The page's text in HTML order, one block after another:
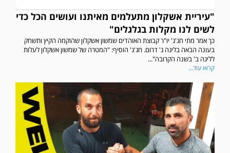
"עיריית אשקלון מתעלמים מאיתנו ועושים הכל כדי
לשים לנו מקלות בגלגלים"
כך אמר מתי חג'ג' יו"ר קבוצת האוהדים שמשון אשקלון שהוקמה הקיץ ותשחק
בעונה הבאה בליגה ג' דרום. חג'ג' הוסיף: "המטרה של שמשון אשקלון לעלות
לליגה ב' בשנה הקרובה"...
קראו עוד...